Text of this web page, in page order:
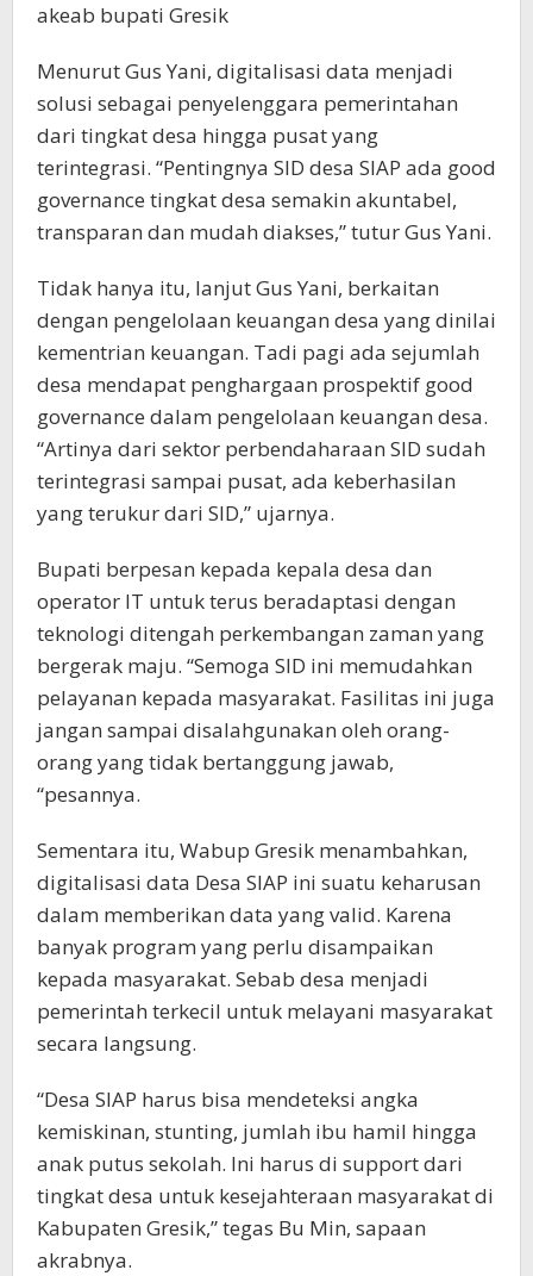
akeab bupati Gresik
Menurut Gus Yani, digitalisasi data menjadi
solusi sebagai penyelenggara pemerintahan
dari tingkat desa hingga pusat yang
terintegrasi. “Pentingnya SID desa SIAP ada good
governance tingkat desa semakin akuntabel,
transparan dan mudah diakses,” tutur Gus Yani.
Tidak hanya itu, lanjut Gus Yani, berkaitan
dengan pengelolaan keuangan desa yang dinilai
kementrian keuangan. Tadi pagi ada sejumlah
desa mendapat penghargaan prospektif good
governance dalam pengelolaan keuangan desa.
“Artinya dari sektor perbendaharaan SID sudah
terintegrasi sampai pusat, ada keberhasilan
yang terukur dari SID,” ujarnya.
Bupati berpesan kepada kepala desa dan
operator IT untuk terus beradaptasi dengan
teknologi ditengah perkembangan zaman yang
bergerak maju. “Semoga SID ini memudahkan
pelayanan kepada masyarakat. Fasilitas ini juga
jangan sampai disalahgunakan oleh orang-
orang yang tidak bertanggung jawab,
“pesannya.
Sementara itu, Wabup Gresik menambahkan,
digitalisasi data Desa SIAP ini suatu keharusan
dalam memberikan data yang valid. Karena
banyak program yang perlu disampaikan
kepada masyarakat. Sebab desa menjadi
pemerintah terkecil untuk melayani masyarakat
secara langsung.
“Desa SIAP harus bisa mendeteksi angka
kemiskinan, stunting, jumlah ibu hamil hingga
anak putus sekolah. Ini harus di support dari
tingkat desa untuk kesejahteraan masyarakat di
Kabupaten Gresik,” tegas Bu Min, sapaan
akrabnya.